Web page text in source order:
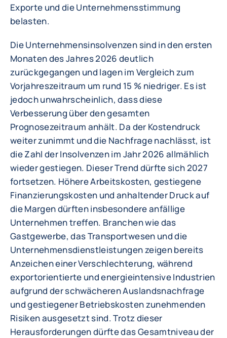
Exporte und die Unternehmensstimmung
belasten.
Die Unternehmensinsolvenzen sind in den ersten
Monaten des Jahres 2026 deutlich
zurückgegangen und lagen im Vergleich zum
Vorjahreszeitraum um rund 15 % niedriger. Es ist
jedoch unwahrscheinlich, dass diese
Verbesserung über den gesamten
Prognosezeitraum anhält. Da der Kostendruck
weiter zunimmt und die Nachfrage nachlässt, ist
die Zahl der Insolvenzen im Jahr 2026 allmählich
wieder gestiegen. Dieser Trend dürfte sich 2027
fortsetzen. Höhere Arbeitskosten, gestiegene
Finanzierungskosten und anhaltender Druck auf
die Margen dürften insbesondere anfällige
Unternehmen treffen. Branchen wie das
Gastgewerbe, das Transportwesen und die
Unternehmensdienstleistungen zeigen bereits
Anzeichen einer Verschlechterung, während
exportorientierte und energieintensive Industrien
aufgrund der schwächeren Auslandsnachfrage
und gestiegener Betriebskosten zunehmenden
Risiken ausgesetzt sind. Trotz dieser
Herausforderungen dürfte das Gesamtniveau der